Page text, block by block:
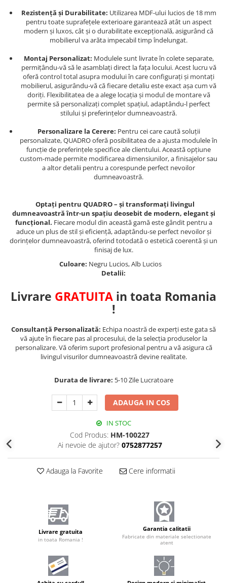
Rezistență și Durabilitate: Utilizarea MDF-ului lucios de 18 mm
pentru toate suprafețele exterioare garantează atât un aspect
modern și luxos, cât și o durabilitate excepțională, asigurând că
mobilierul va arăta impecabil timp îndelungat.
Montaj Personalizat: Modulele sunt livrate în colete separate,
permițându-vă să le asamblați direct la fața locului. Acest lucru vă
oferă control total asupra modului în care configurați și montați
mobilierul, asigurându-vă că fiecare detaliu este exact așa cum vă
doriți. Flexibilitatea de a alege locația și modul de montare vă
permite să personalizați complet spațiul, adaptându-l perfect
stilului și preferințelor dumneavoastră.
Personalizare la Cerere: Pentru cei care caută soluții
personalizate, QUADRO oferă posibilitatea de a ajusta modulele în
funcție de preferințele specifice ale clientului. Această opțiune
custom-made permite modificarea dimensiunilor, a finisajelor sau
a altor detalii pentru a corespunde perfect nevoilor
dumneavoastră.
Optați pentru QUADRO – și transformați livingul
dumneavoastră într-un spațiu deosebit de modern, elegant și
funcțional. Fiecare modul din această gamă este gândit pentru a
aduce un plus de stil și eficiență, adaptându-se perfect nevoilor și
dorințelor dumneavoastră, oferind totodată o estetică coerentă și un
finisaj de lux.
Culoare: Negru Lucios, Alb Lucios
Detalii:
Livrare GRATUITA in toata Romania
!
Consultanță Personalizată: Echipa noastră de experți este gata să
vă ajute în fiecare pas al procesului, de la selecția produselor la
personalizare. Vă oferim suport profesional pentru a vă asigura că
livingul visurilor dumneavoastră devine realitate.
Durata de livrare: 5-10 Zile Lucratoare
ADAUGA IN COS
IN STOC
Cod Produs: HM-100227
Ai nevoie de ajutor? 0752877257
Adauga la Favorite Cere informatii
Livrare gratuita
in toata Romania !
Garantia calitatii
Fabricate din materiale selectionate
atent